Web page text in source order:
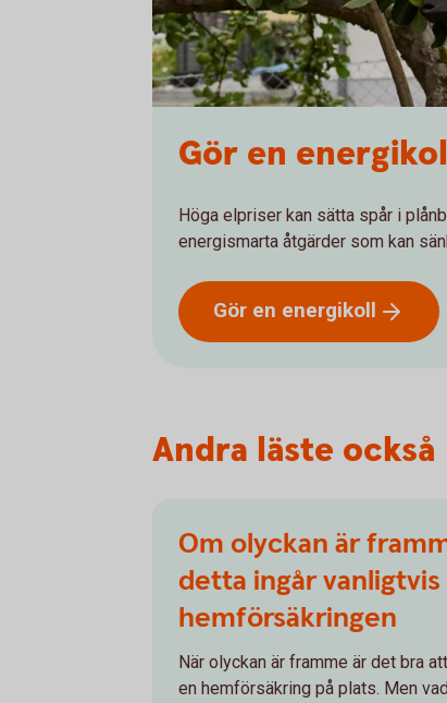
Gör en
Höga elpriser kan sätta spår i
energismarta åtgärder som kan
Gör en energikoll
Andra läste också
Om olyckan är
detta ingår vanligtvis
hemförsäkringen
När olyckan är framme är det bra
en hemförsäkring på plats. Men vad